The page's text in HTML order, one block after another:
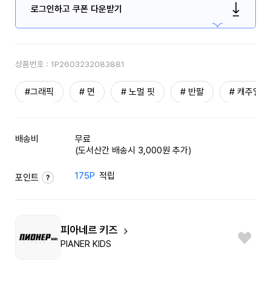
로그인하고 쿠폰 다운받기
상품번호 : 1P2603232083881
#그래픽 # 면 # 노멀 핏 # 반팔 # 캐주얼
배송비
무료
(도서산간 배송시 3,000원 추가)
포인트 175P 적립
피아네르 키즈
PIANER KIDS